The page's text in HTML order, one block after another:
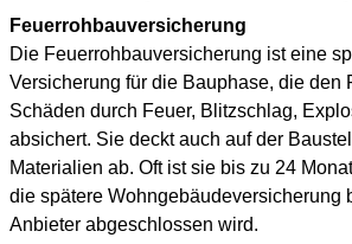
Feuerrohbauversicherung
Die Feuerrohbauversicherung ist eine
Versicherung für die Bauphase, die den
Schäden durch Feuer, Blitzschlag,
absichert. Sie deckt auch auf der
Materialien ab. Oft ist sie bis zu 24
die spätere Wohngebäudeversicherung
Anbieter abgeschlossen wird.